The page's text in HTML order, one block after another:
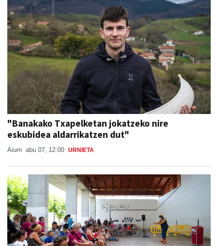
"Banakako Txapelketan jokatzeko nire
eskubidea aldarrikatzen dut"
Aiurri abu 07, 12:00 URNIETA